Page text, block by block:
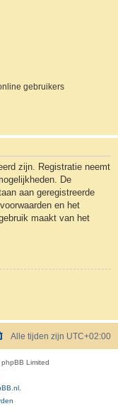
gebruikers
zijn. Registratie neemt
De
aan geregistreerde
en het
maakt van het
Alle tijden zijn UTC+02:00
Limited
.